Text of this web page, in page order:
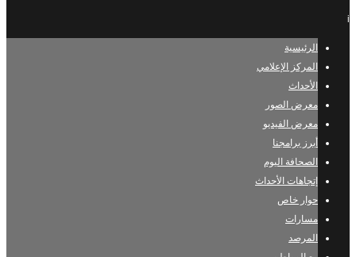
i
الرئيسية
المركز الإعلامي
الأحداث
معرض الصور
معرض الفيديو
أبرز برامجنا
الصحافة اليوم
إتجاهات الأحداث
حوار خاص
مسارات
المرصد